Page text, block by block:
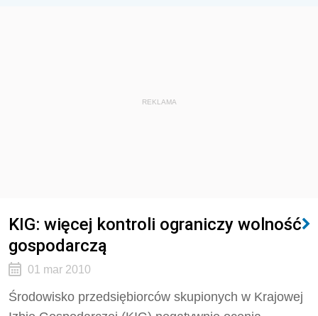
REKLAMA
KIG: więcej kontroli ograniczy wolność
gospodarczą
01 mar 2010
Środowisko przedsiębiorców skupionych w Krajowej